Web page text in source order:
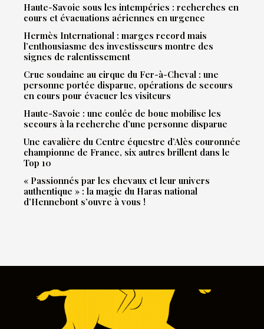
Haute-Savoie sous les intempéries : recherches en
cours et évacuations aériennes en urgence
Hermès International : marges record mais
l’enthousiasme des investisseurs montre des
signes de ralentissement
Crue soudaine au cirque du Fer-à-Cheval : une
personne portée disparue, opérations de secours
en cours pour évacuer les visiteurs
Haute-Savoie : une coulée de boue mobilise les
secours à la recherche d’une personne disparue
Une cavalière du Centre équestre d’Alès couronnée
championne de France, six autres brillent dans le
Top 10
« Passionnés par les chevaux et leur univers
authentique » : la magie du Haras national
d’Hennebont s’ouvre à vous !